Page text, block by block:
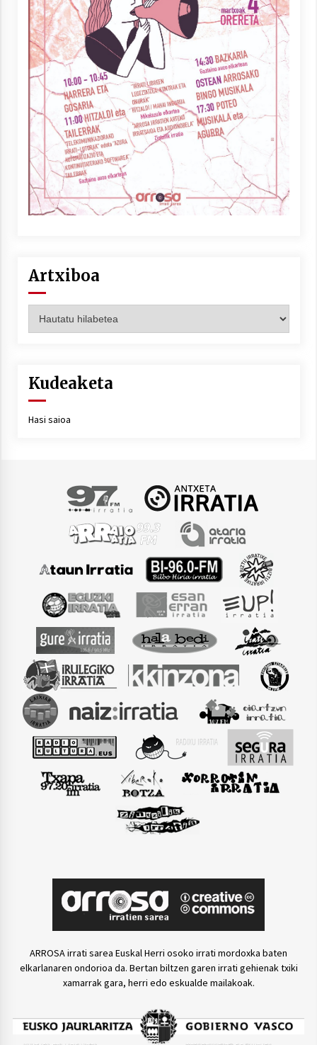
Artxiboa
Kudeaketa
Hasi saioa
ARROSA irrati sarea Euskal Herri osoko irrati mordoxka baten
elkarlanaren ondorioa da. Bertan biltzen garen irrati gehienak txiki
xamarrak gara, herri edo eskualde mailakoak.